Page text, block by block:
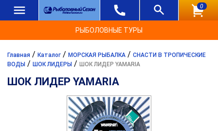
0
РЫБОЛОВНЫЕ ТУРЫ
Главная / Каталог / МОРСКАЯ РЫБАЛКА / СНАСТИ В ТРОПИЧЕСКИЕ
ВОДЫ / ШОК ЛИДЕРЫ / ШОК ЛИДЕР YAMARIA
ШОК ЛИДЕР YAMARIA